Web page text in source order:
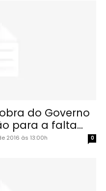
do Governo
para a falta...
2016 às 13:00h 0